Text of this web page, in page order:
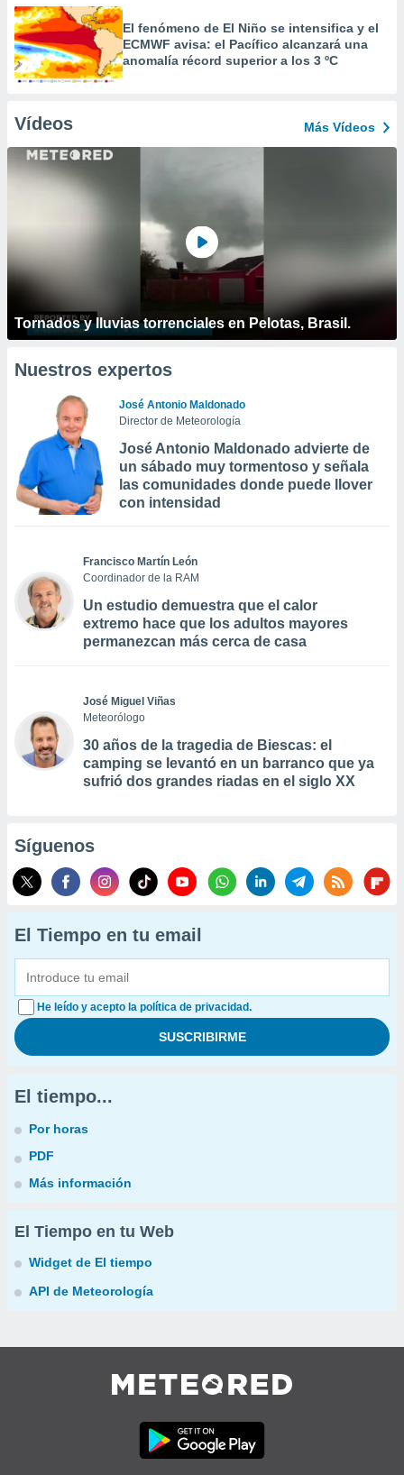
El fenómeno de El Niño se intensifica y el
ECMWF avisa: el Pacífico alcanzará una
anomalía récord superior a los 3 ºC
Vídeos Más Vídeos
Tornados y lluvias torrenciales en Pelotas, Brasil.
Nuestros expertos
José Antonio Maldonado
Director de Meteorología
José Antonio Maldonado advierte de
un sábado muy tormentoso y señala
las comunidades donde puede llover
con intensidad
Francisco Martín León
Coordinador de la RAM
Un estudio demuestra que el calor
extremo hace que los adultos mayores
permanezcan más cerca de casa
José Miguel Viñas
Meteorólogo
30 años de la tragedia de Biescas: el
camping se levantó en un barranco que ya
sufrió dos grandes riadas en el siglo XX
Síguenos
El Tiempo en tu email
He leído y acepto la política de privacidad.
El tiempo...
Por horas
PDF
Más información
El Tiempo en tu Web
Widget de El tiempo
API de Meteorología